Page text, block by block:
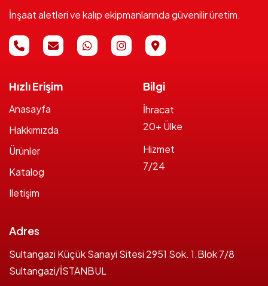
İnşaat aletleri ve kalıp ekipmanlarında güvenilir üretim.
Hızlı Erişim
Anasayfa
Hakkımızda
Ürünler
Katalog
Iletişim
Bilgi
İhracat
20+ Ülke
Hizmet
7/24
Adres
Sultangazi Küçük Sanayi Sitesi 2951 Sok. 1.Blok 7/8
Sultangazi/İSTANBUL